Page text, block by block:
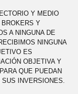
Y MEDIO
Y
A NINGUNA DE
NINGUNA
ES
OBJETIVA Y
QUE PUEDAN
INVERSIONES.